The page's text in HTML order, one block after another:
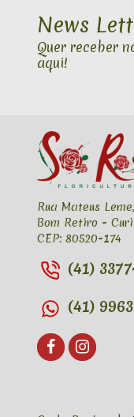
News
Quer receber
aqui!
Rua Mateus
Bom Retiro -
CEP: 80520-174
(41)
(41)